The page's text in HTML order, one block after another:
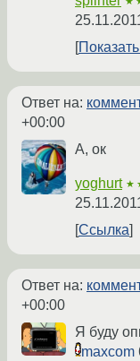
Ответ на:
+00:00
А, ок
yoghurt
Ссылка
Ответ на:
+00:00
Я буду
maxcom